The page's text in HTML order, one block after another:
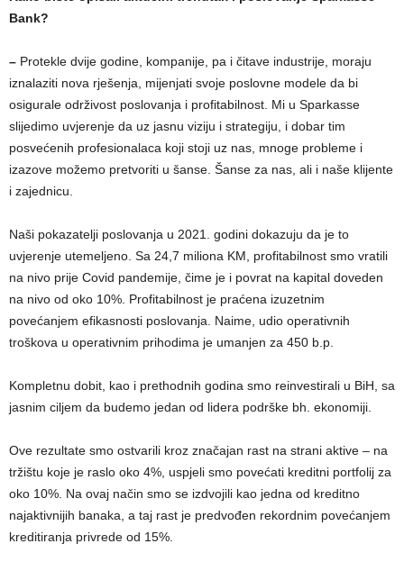
Bank?
– Protekle dvije godine, kompanije, pa i čitave industrije, moraju
iznalaziti nova rješenja, mijenjati svoje poslovne modele da bi
osigurale održivost poslovanja i profitabilnost. Mi u Sparkasse
slijedimo uvjerenje da uz jasnu viziju i strategiju, i dobar tim
posvećenih profesionalaca koji stoji uz nas, mnoge probleme i
izazove možemo pretvoriti u šanse. Šanse za nas, ali i naše klijente
i zajednicu.
Naši pokazatelji poslovanja u 2021. godini dokazuju da je to
uvjerenje utemeljeno. Sa 24,7 miliona KM, profitabilnost smo vratili
na nivo prije Covid pandemije, čime je i povrat na kapital doveden
na nivo od oko 10%. Profitabilnost je praćena izuzetnim
povećanjem efikasnosti poslovanja. Naime, udio operativnih
troškova u operativnim prihodima je umanjen za 450 b.p.
Kompletnu dobit, kao i prethodnih godina smo reinvestirali u BiH, sa
jasnim ciljem da budemo jedan od lidera podrške bh. ekonomiji.
Ove rezultate smo ostvarili kroz značajan rast na strani aktive – na
tržištu koje je raslo oko 4%, uspjeli smo povećati kreditni portfolij za
oko 10%. Na ovaj način smo se izdvojili kao jedna od kreditno
najaktivnijih banaka, a taj rast je predvođen rekordnim povećanjem
kreditiranja privrede od 15%.